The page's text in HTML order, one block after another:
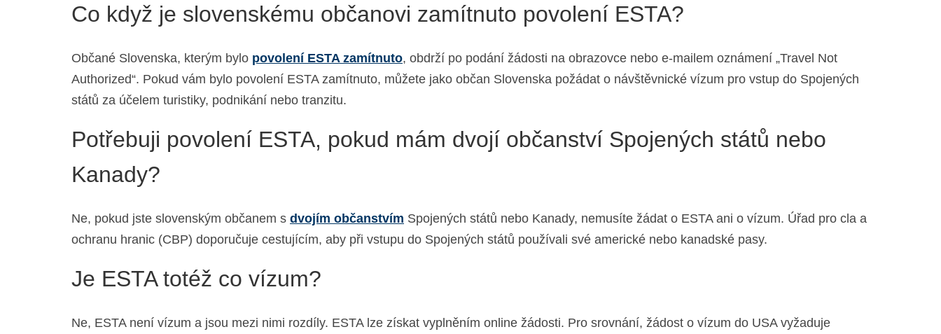
Co když je slovenskému občanovi zamítnuto povolení ESTA?
Občané Slovenska, kterým bylo povolení ESTA zamítnuto, obdrží po podání žádosti na obrazovce nebo e-mailem oznámení „Travel Not
Authorized“. Pokud vám bylo povolení ESTA zamítnuto, můžete jako občan Slovenska požádat o návštěvnické vízum pro vstup do Spojených
států za účelem turistiky, podnikání nebo tranzitu.
Potřebuji povolení ESTA, pokud mám dvojí občanství Spojených států nebo
Kanady?
Ne, pokud jste slovenským občanem s dvojím občanstvím Spojených států nebo Kanady, nemusíte žádat o ESTA ani o vízum. Úřad pro cla a
ochranu hranic (CBP) doporučuje cestujícím, aby při vstupu do Spojených států používali své americké nebo kanadské pasy.
Je ESTA totéž co vízum?
Ne, ESTA není vízum a jsou mezi nimi rozdíly. ESTA lze získat vyplněním online žádosti. Pro srovnání, žádost o vízum do USA vyžaduje